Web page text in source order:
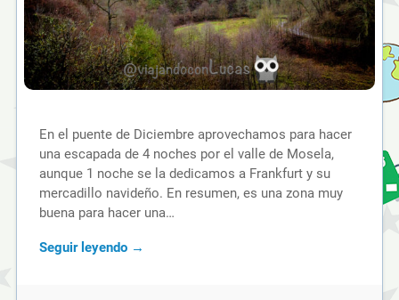
En el puente de Diciembre aprovechamos para hacer
una escapada de 4 noches por el valle de Mosela,
aunque 1 noche se la dedicamos a Frankfurt y su
mercadillo navideño. En resumen, es una zona muy
buena para hacer una…
Seguir leyendo →